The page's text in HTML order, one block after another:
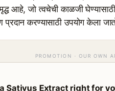
आहे, जो त्वचेची काळजी घेण्यासाठी
करण्यासाठी उपयोग केला
PROMOTION · OUR OWN
Sativus Extract right for